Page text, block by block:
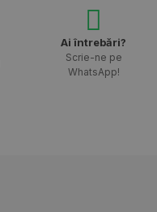
Ai întrebări?
Scrie-ne pe
WhatsApp!